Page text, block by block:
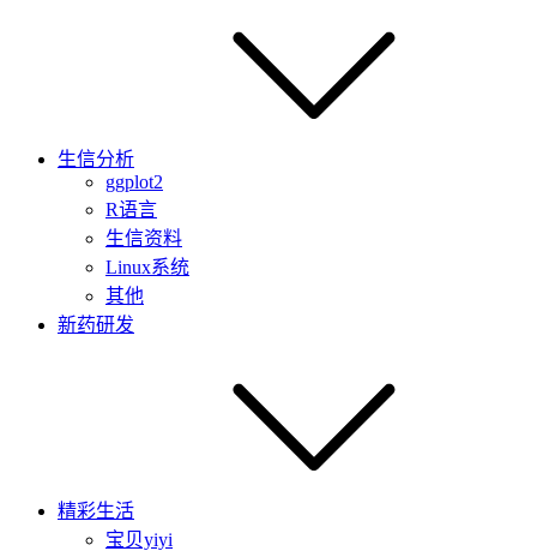
生信分析
ggplot2
R语言
生信资料
Linux系统
其他
新药研发
精彩生活
宝贝yiyi